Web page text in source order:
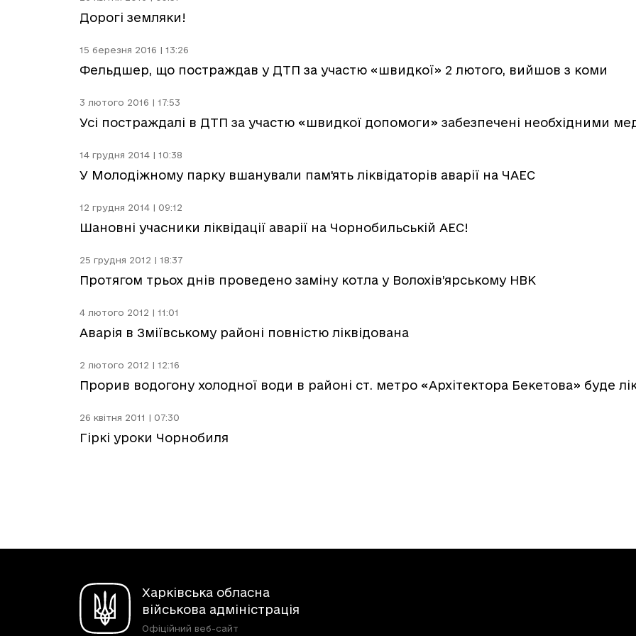
Дорогі земляки!
15 березня 2016 | 13:26
Фельдшер, що постраждав у ДТП за участю «швидкої» 2 лютого, вийшов з коми
3 лютого 2016 | 17:53
Усі постраждалі в ДТП за участю «швидкої допомоги» забезпечені необхідними
14 грудня 2014 | 10:38
У Молодіжному парку вшанували пам'ять ліквідаторів аварії на ЧАЕС
12 грудня 2014 | 09:12
Шановні учасники ліквідації аварії на Чорнобильській АЕС!
25 грудня 2012 | 18:37
Протягом трьох днів проведено заміну котла у Волохів’ярському НВК
4 лютого 2012 | 11:01
Аварія в Зміївському районі повністю ліквідована
2 лютого 2012 | 12:16
Прорив водогону холодної води в районі ст. метро «Архітектора Бекетова» буде
26 квітня 2011 | 07:30
Гіркі уроки Чорнобиля
Харківська обласна
військова адміністрація
Офіційний веб-сайт